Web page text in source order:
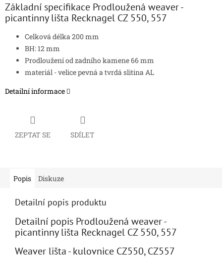
Základní specifikace Prodloužená weaver -
picantinny lišta Recknagel CZ 550, 557
Celková délka 200 mm
BH: 12 mm
Prodloužení od zadního kamene 66 mm
materiál - velice pevná a tvrdá slitina AL
Detailní informace
ZEPTAT SE SDÍLET
Popis Diskuze
Detailní popis produktu
Detailní popis Prodloužená weaver -
picantinny lišta Recknagel CZ 550, 557
Weaver lišta - kulovnice CZ550, CZ557